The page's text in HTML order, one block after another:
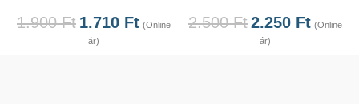
1.900Ft 1.710 Ft (Online
ár)
2.500Ft2.250 Ft (Online
ár)